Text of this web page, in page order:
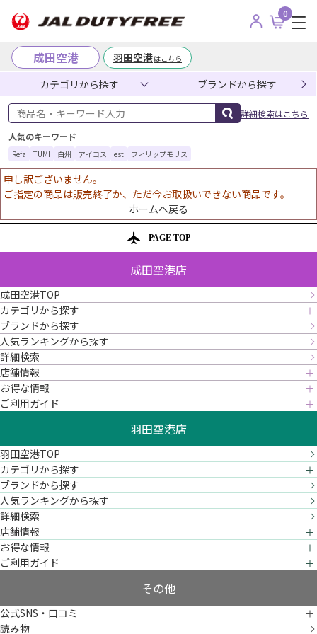
0
成田空港 羽田空港はこちら
カテゴリから探す ブランドから探す
商品名・キーワード入力
詳細検索はこちら
人気のキーワード
Refa TUMI 白州 アイコス est フィリップモリス
申し訳ございません。
ご指定の商品は販売終了か、ただ今お取扱いできない商品です。
ホームへ戻る
PAGE TOP
成田空港店
成田空港TOP
カテゴリから探す
ブランドから探す
人気ランキングから探す
詳細検索
店舗情報
お得な情報
ご利用ガイド
羽田空港店
羽田空港TOP
カテゴリから探す
ブランドから探す
人気ランキングから探す
詳細検索
店舗情報
お得な情報
ご利用ガイド
その他
公式SNS・口コミ
読み物